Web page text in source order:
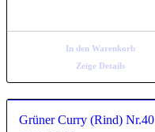
In den Warenkorb
Zeige Details
Grüner Curry (Rind) Nr.40